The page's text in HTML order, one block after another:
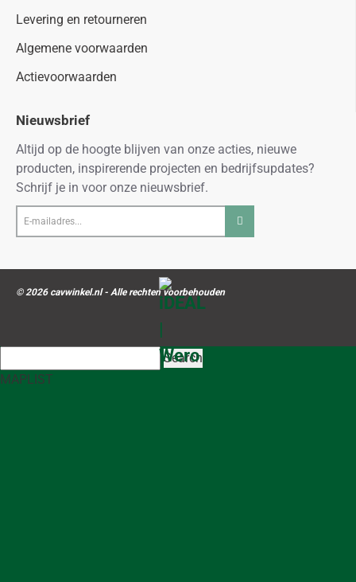
Levering en retourneren
Algemene voorwaarden
Actievoorwaarden
Nieuwsbrief
Altijd op de hoogte blijven van onze acties, nieuwe
producten, inspirerende projecten en bedrijfsupdates?
Schrijf je in voor onze nieuwsbrief.
mailadres...
© 2026 cavwinkel.nl - Alle rechten voorbehouden
Search
MAPLIST